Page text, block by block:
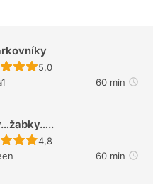
Recept ještě nebyl
5,0
60 min
Recept ještě nebyl
4,8
60 min